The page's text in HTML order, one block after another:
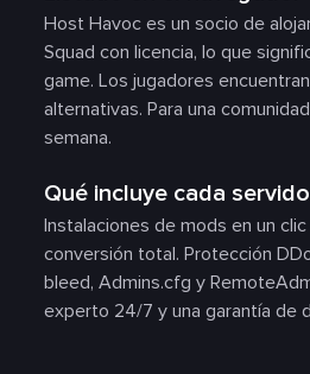
Host Havoc es un socio de
Squad con licencia, lo que
game. Los jugadores
alternativas. Para una
semana.
Qué incluye cada
Instalaciones de mods en un
conversión total. Protección
bleed, Admins.cfg y
experto 24/7 y una garantía de